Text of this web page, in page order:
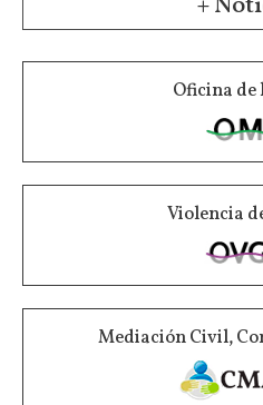
Oficina de
Violencia
Mediación Civil,